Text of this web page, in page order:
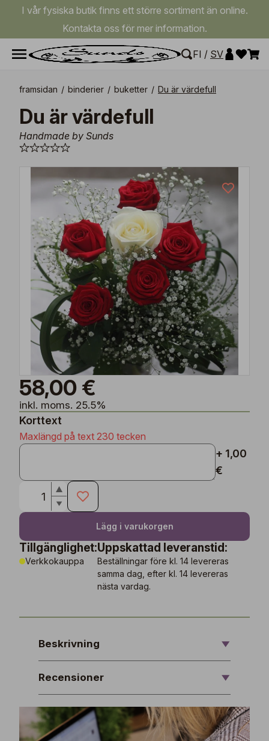
I vår fysiska butik finns ett större sortiment än online.
Kontakta oss för mer information.
FI / SV
framsidan / binderier / buketter / Du är värdefull
Du är värdefull
Handmade by Sunds
58,00 €
inkl. moms. 25.5%
Korttext
Maxlängd på text 230 tecken
+ 1,00
€
Lägg i varukorgen
Tillgänglighet:
Verkkokauppa
Uppskattad leveranstid:
Beställningar före kl. 14 levereras
samma dag, efter kl. 14 levereras
nästa vardag.
Beskrivning
Recensioner